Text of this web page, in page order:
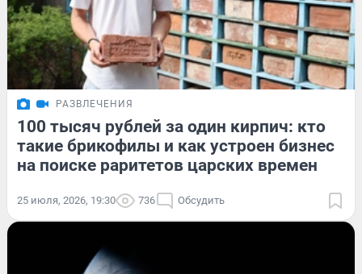
РАЗВЛЕЧЕНИЯ
100 тысяч рублей за один кирпич: кто
такие брикофилы и как устроен бизнес
на поиске раритетов царских времен
25 июля, 2026, 19:30 736 Обсудить